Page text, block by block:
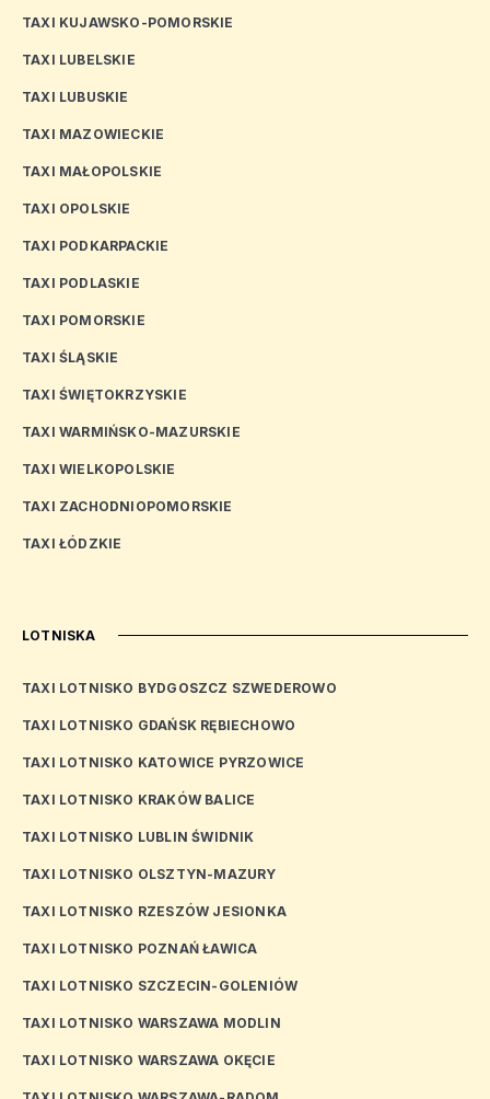
TAXI KUJAWSKO-POMORSKIE
TAXI LUBELSKIE
TAXI LUBUSKIE
TAXI MAZOWIECKIE
TAXI MAŁOPOLSKIE
TAXI OPOLSKIE
TAXI PODKARPACKIE
TAXI PODLASKIE
TAXI POMORSKIE
TAXI ŚLĄSKIE
TAXI ŚWIĘTOKRZYSKIE
TAXI WARMIŃSKO-MAZURSKIE
TAXI WIELKOPOLSKIE
TAXI ZACHODNIOPOMORSKIE
TAXI ŁÓDZKIE
LOTNISKA
TAXI LOTNISKO BYDGOSZCZ SZWEDEROWO
TAXI LOTNISKO GDAŃSK RĘBIECHOWO
TAXI LOTNISKO KATOWICE PYRZOWICE
TAXI LOTNISKO KRAKÓW BALICE
TAXI LOTNISKO LUBLIN ŚWIDNIK
TAXI LOTNISKO OLSZTYN-MAZURY
TAXI LOTNISKO RZESZÓW JESIONKA
TAXI LOTNISKO POZNAŃ ŁAWICA
TAXI LOTNISKO SZCZECIN-GOLENIÓW
TAXI LOTNISKO WARSZAWA MODLIN
TAXI LOTNISKO WARSZAWA OKĘCIE